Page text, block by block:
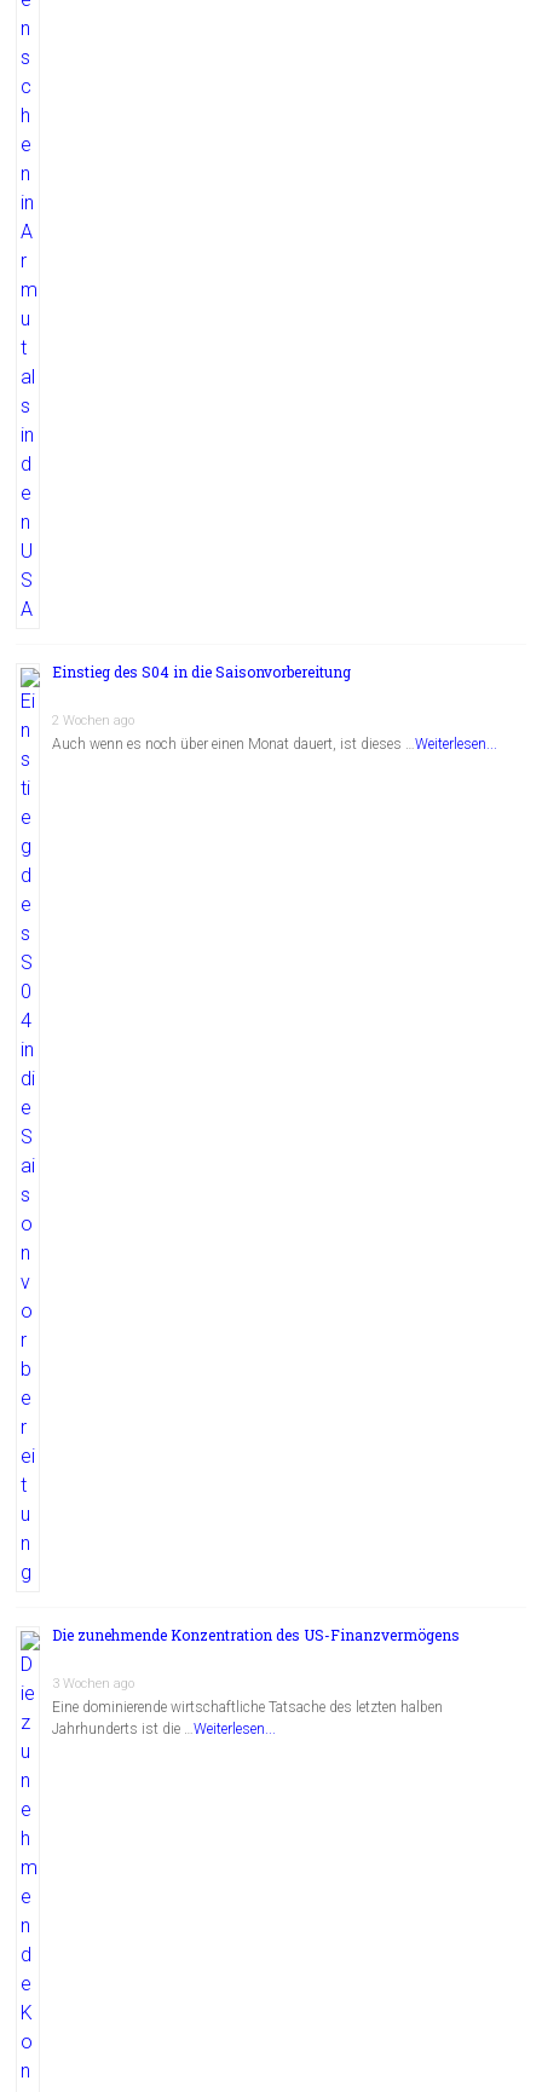
Einstieg des S04 in die Saisonvorbereitung
2 Wochen ago
Auch wenn es noch über einen Monat dauert, ist dieses …Weiterlesen...
Die zunehmende Konzentration des US-Finanzvermögens
3 Wochen ago
Eine dominierende wirtschaftliche Tatsache des letzten halben
Jahrhunderts ist die …Weiterlesen...